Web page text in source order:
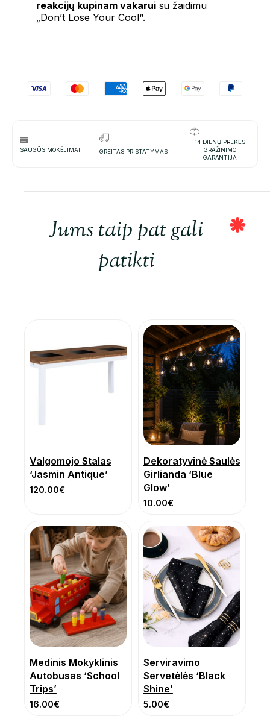
reakcijų kupinam vakaruisu žaidimu
„Don’t Lose Your Cool“.
SAUGŪS MOKĖJIMAI GREITAS PRISTATYMAS
14 DIENŲ PREKĖS
GRAŽINIMO
GARANTIJA
Jums taip pat gali
patikti
Valgomojo Stalas
‘Jasmin Antique’
120.00€
Dekoratyvinė Saulės
Girlianda ‘Blue
Glow’
10.00€
Medinis Mokyklinis
Autobusas ‘School
Trips’
16.00€
Serviravimo
Servetėlės ‘Black
Shine’
5.00€